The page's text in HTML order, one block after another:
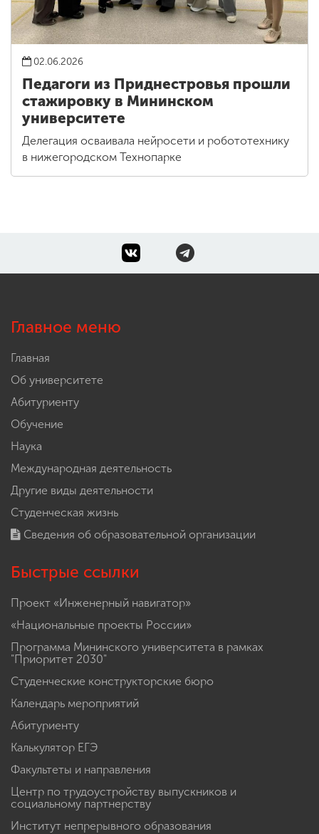
02.06.2026
Педагоги из Приднестровья прошли
стажировку в Мининском
университете
Делегация осваивала нейросети и робототехнику
в нижегородском Технопарке
Главное меню
Главная
Об университете
Абитуриенту
Обучение
Наука
Международная деятельность
Другие виды деятельности
Студенческая жизнь
Сведения об образовательной организации
Быстрые ссылки
Проект «Инженерный навигатор»
«Национальные проекты России»
Программа Мининского университета в рамках
"Приоритет 2030"
Студенческие конструкторские бюро
Календарь мероприятий
Абитуриенту
Калькулятор ЕГЭ
Факультеты и направления
Центр по трудоустройству выпускников и
социальному партнерству
Институт непрерывного образования